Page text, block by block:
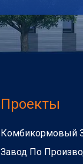
Проекты
Комбикормовый
Завод По